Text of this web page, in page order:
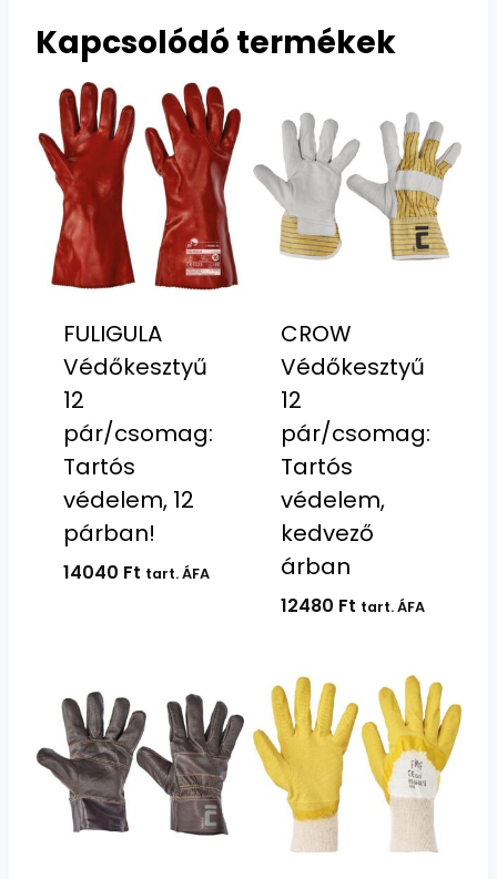
Kapcsolódó termékek
FULIGULA
Védőkesztyű
12
pár/csomag:
Tartós
védelem, 12
párban!
14040 Ft tart. ÁFA
CROW
Védőkesztyű
12
pár/csomag:
Tartós
védelem,
kedvező
árban
12480 Ft tart. ÁFA